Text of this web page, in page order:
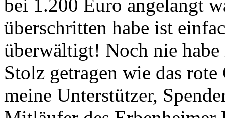
bei 1.200 Euro angelangt
überschritten habe ist
überwältigt! Noch nie
Stolz getragen wie das
meine Unterstützer,